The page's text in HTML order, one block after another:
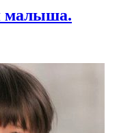
малыша.